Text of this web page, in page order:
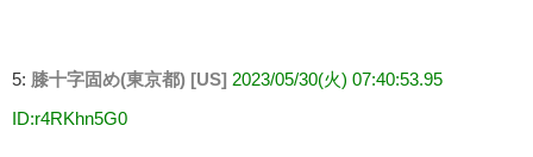
5: 膝十字固め(東京都) [US] 2023/05/30(火) 07:40:53.95
ID:r4RKhn5G0